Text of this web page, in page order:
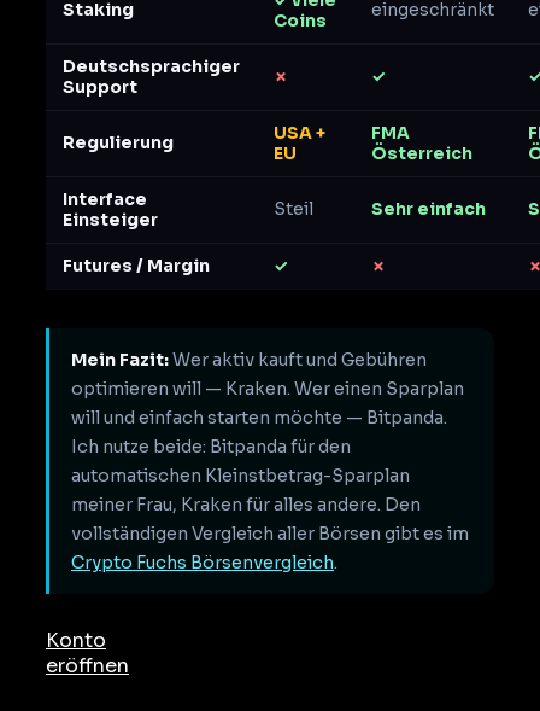
Staking
Coins
eingeschränkt
Deutschsprachiger
Support
✗ ✓
Regulierung
USA +
EU
FMA
Österreich
Interface
Einsteiger
Steil Sehr einfach
Futures / Margin ✓ ✗
Mein Fazit:Wer aktiv kauft und Gebühren
optimieren will — Kraken. Wer einen Sparplan
will und einfach starten möchte — Bitpanda.
Ich nutze beide: Bitpanda für den
automatischen Kleinstbetrag-Sparplan
meiner Frau, Kraken für alles andere. Den
vollständigen Vergleich aller Börsen gibt es im
Crypto Fuchs Börsenvergleich.
Konto
eröffnen